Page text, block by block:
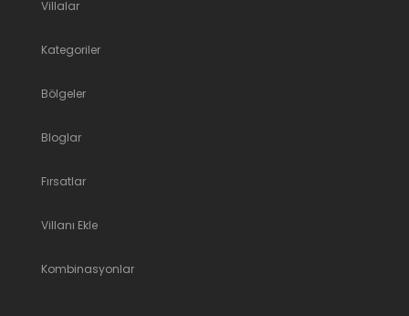
Villalar
Kategoriler
Bölgeler
Bloglar
Fırsatlar
Villanı Ekle
Kombinasyonlar